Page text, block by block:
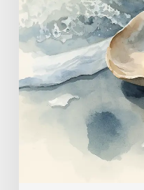
intelligente
|
Vangelo
del
giorno,